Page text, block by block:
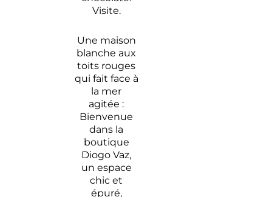
Visite.
Une maison
blanche aux
toits rouges
qui fait face à
la mer
agitée :
Bienvenue
dans la
boutique
Diogo Vaz,
un espace
chic et
épuré,